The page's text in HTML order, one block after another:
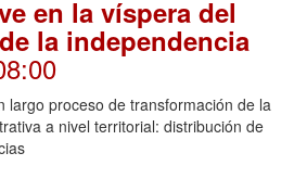
en la víspera del
la independencia
largo proceso de transformación de la
a nivel territorial: distribución de